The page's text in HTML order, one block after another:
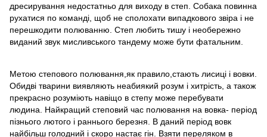
дресирування недостатньо для виходу в степ. Собака повинна
рухатися по команді, щоб не сполохати випадкового звіра і не
перешкодити полюванню. Степ любить тишу і необережно
виданий звук мисливського тандему може бути фатальним.
Метою степового полювання,як правило,стають лисиці і вовки.
Обидві тварини виявляють неабиякий розум і хитрість, а також
прекрасно розуміють навіщо в степу може перебувати
людина. Найкращий степовий час полювання на вовка- період
пізнього лютого і раннього березня. В даний період вовк
найбільш голодний і скоро настає гін. Взяти переляком в